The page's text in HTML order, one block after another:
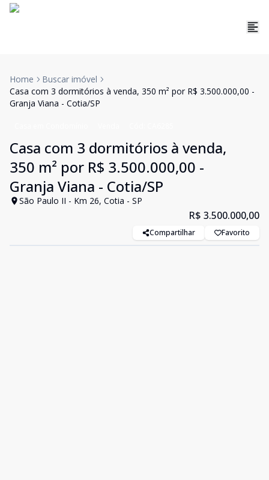
Home
Buscar imóvel
Casa com 3 dormitórios à venda, 350 m² por R$ 3.500.000,00 -
Granja Viana - Cotia/SP
Casa com 3 dormitórios à venda,
350 m² por R$ 3.500.000,00 -
Granja Viana - Cotia/SP
São Paulo II - Km 26, Cotia - SP
R$ 3.500.000,00
Compartilhar Favorito